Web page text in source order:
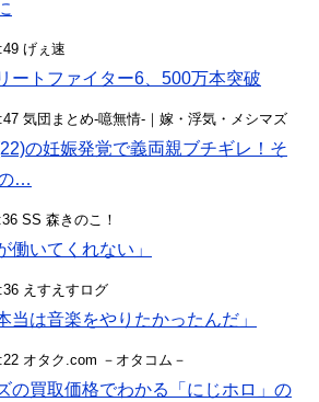
げぇ速
ートファイター6、500万本突破
気団まとめ-噫無情-｜嫁・浮気・メシマズ
の妊娠発覚で義両親ブチギレ！そ
…
SS 森きのこ！
働いてくれない」
えすえすログ
は音楽をやりたかったんだ」
オタク.com －オタコム－
の買取価格でわかる「にじホロ」の